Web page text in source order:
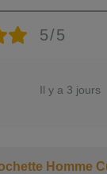
5/5
Il y a 3 jours
Homme